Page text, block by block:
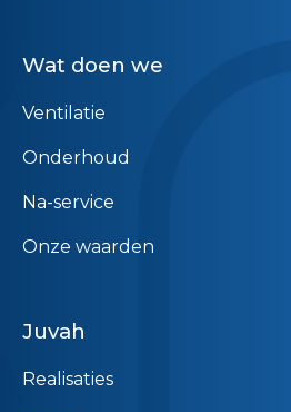
Wat doen we
Ventilatie
Onderhoud
Na-service
Onze waarden
Juvah
Realisaties